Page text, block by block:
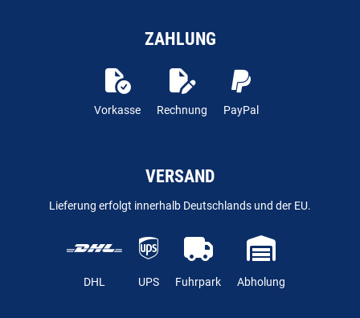
ZAHLUNG
Vorkasse Rechnung PayPal
VERSAND
Lieferung erfolgt innerhalb Deutschlands und der EU.
DHL UPS Fuhrpark Abholung